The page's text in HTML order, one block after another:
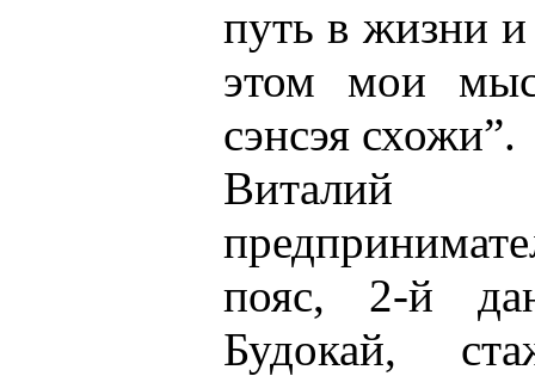
путь в жизни и
этом мои
сэнсэя схожи”.
Виталий
пояс, 2-й
Будокай,